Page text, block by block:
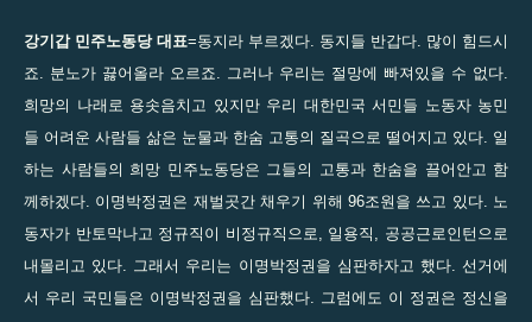
강기갑 민주노동당 대표=동지라 부르겠다. 동지들 반갑다. 많이 힘드시
죠. 분노가 끓어올라 오르죠. 그러나 우리는 절망에 빠져있을 수 없다.
희망의 나래로 용솟음치고 있지만 우리 대한민국 서민들 노동자 농민
들 어려운 사람들 삶은 눈물과 한숨 고통의 질곡으로 떨어지고 있다. 일
하는 사람들의 희망 민주노동당은 그들의 고통과 한숨을 끌어안고 함
께하겠다. 이명박정권은 재벌곳간 채우기 위해 96조원을 쓰고 있다. 노
동자가 반토막나고 정규직이 비정규직으로, 일용직, 공공근로인턴으로
내몰리고 있다. 그래서 우리는 이명박정권을 심판하자고 했다. 선거에
서 우리 국민들은 이명박정권을 심판했다. 그럼에도 이 정권은 정신을